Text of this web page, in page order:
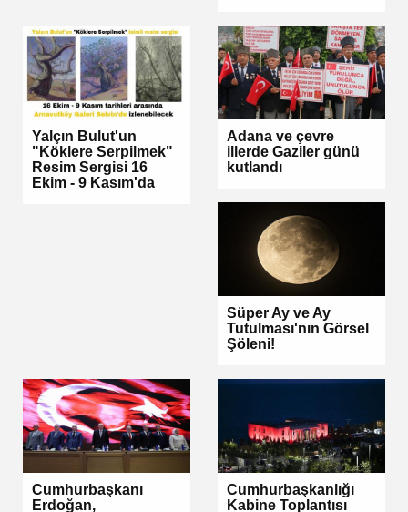
Yalçın Bulut'un
"Köklere Serpilmek"
Resim Sergisi 16
Ekim - 9 Kasım'da
Adana ve çevre
illerde Gaziler günü
kutlandı
Süper Ay ve Ay
Tutulması'nın Görsel
Şöleni!
Cumhurbaşkanı
Erdoğan,
Cumhurbaşkanlığı
Kabine Toplantısı